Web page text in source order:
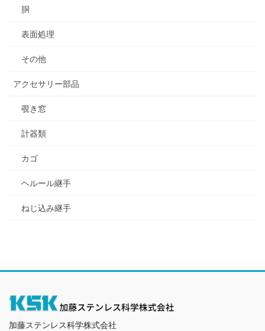
胴
表面処理
その他
アクセサリー部品
覗き窓
計器類
カゴ
ヘルール継手
ねじ込み継手
加藤ステンレス科学株式会社